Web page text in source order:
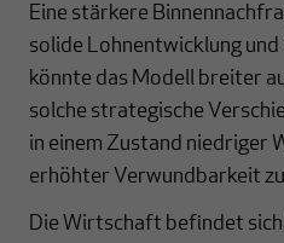
Eine stärkere
solide Lohnentwicklung
könnte das Modell breiter
solche strategische
in einem Zustand niedriger
erhöhter Verwundbarkeit
Die Wirtschaft befindet